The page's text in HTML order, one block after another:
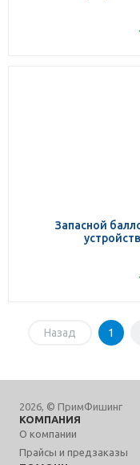
Запасной
Назад 1
2026, © ПримФишинг
КОМПАНИЯ
О компании
Прайсы и предзаказы